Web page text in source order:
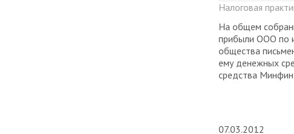
Налоговая
На общем
прибыли ООО по
общества
ему денежных
средства
07.03.2012